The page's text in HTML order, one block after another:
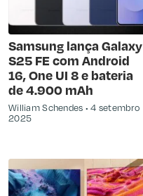
Samsung lança Galaxy
S25 FE com Android
16, One UI 8 e bateria
de 4.900 mAh
William Schendes
4 setembro
2025